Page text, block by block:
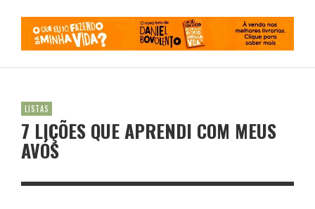
LISTAS
7 LIÇÕES QUE APRENDI COM MEUS
AVÓS